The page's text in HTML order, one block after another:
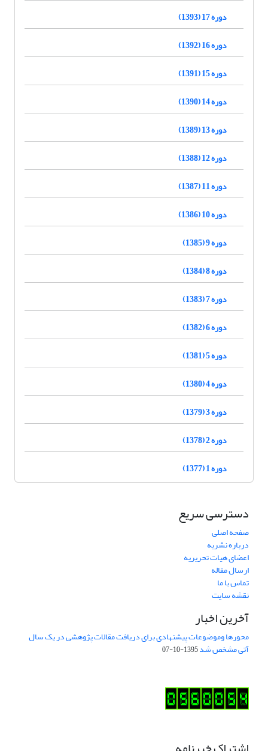
دوره 17 (1393)
دوره 16 (1392)
دوره 15 (1391)
دوره 14 (1390)
دوره 13 (1389)
دوره 12 (1388)
دوره 11 (1387)
دوره 10 (1386)
دوره 9 (1385)
دوره 8 (1384)
دوره 7 (1383)
دوره 6 (1382)
دوره 5 (1381)
دوره 4 (1380)
دوره 3 (1379)
دوره 2 (1378)
دوره 1 (1377)
دسترسی سریع
صفحه اصلی
درباره نشریه
اعضای هیات تحریریه
ارسال مقاله
تماس با ما
نقشه سایت
آخرین اخبار
محورها وموضوعات پیشنهادی برای دریافت مقالات پژوهشی در یک سال
آتی مشخص شد1395-10-07